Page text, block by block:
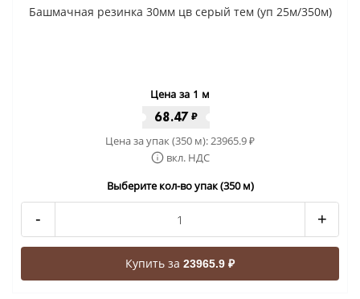
Башмачная резинка 30мм цв серый тем (уп 25м/350м)
Цена за 1 м
68.47₽
Цена за упак (350 м):23965.9₽
вкл. НДС
Выберите кол-во упак (350 м)
- +
Купить за 23965.9 ₽